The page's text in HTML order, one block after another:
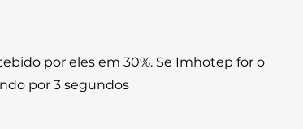
por eles em 30%. Se Imhotep for o
por 3 segundos